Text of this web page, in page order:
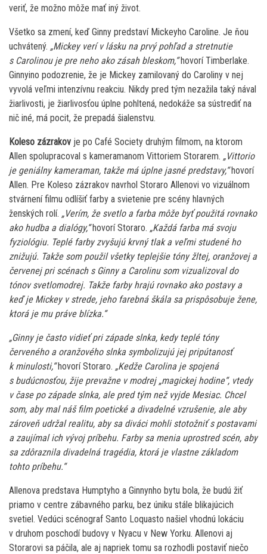
veriť, že možno môže mať iný život.
Všetko sa zmení, keď Ginny predstaví Mickeyho Caroline. Je ňou
uchvátený. „Mickey verí v lásku na prvý pohľad a stretnutie
s Carolinou je pre neho ako zásah bleskom,“hovorí Timberlake.
Ginnyino podozrenie, že je Mickey zamilovaný do Caroliny v nej
vyvolá veľmi intenzívnu reakciu. Nikdy pred tým nezažila taký nával
žiarlivosti, je žiarlivosťou úplne pohltená, nedokáže sa sústrediť na
nič iné, má pocit, že prepadá šialenstvu.
Koleso zázrakov je po Café Society druhým filmom, na ktorom
Allen spolupracoval s kameramanom Vittoriem Storarem. „Vittorio
je geniálny kameraman, takže má úplne jasné predstavy,“hovorí
Allen. Pre Koleso zázrakov navrhol Storaro Allenovi vo vizuálnom
stvárnení filmu odlíšiť farby a svietenie pre scény hlavných
ženských rolí. „Verím, že svetlo a farba môže byť použitá rovnako
ako hudba a dialógy,“hovorí Storaro. „Každá farba má svoju
fyziológiu. Teplé farby zvyšujú krvný tlak a veľmi studené ho
znižujú. Takže som použil všetky teplejšie tóny žltej, oranžovej a
červenej pri scénach s Ginny a Carolinu som vizualizoval do
tónov svetlomodrej. Takže farby hrajú rovnako ako postavy a
keď je Mickey v strede, jeho farebná škála sa prispôsobuje žene,
ktorá je mu práve blízka.“
„Ginny je často vidieť pri západe slnka, kedy teplé tóny
červeného a oranžového slnka symbolizujú jej pripútanosť
k minulosti,“hovorí Storaro. „Kedže Carolina je spojená
s budúcnosťou, žije prevažne v modrej „magickej hodine“, vtedy
v čase po západe slnka, ale pred tým než vyjde Mesiac. Chcel
som, aby mal náš film poetické a divadelné vzrušenie, ale aby
zároveň udržal realitu, aby sa diváci mohli stotožniť s postavami
a zaujímal ich vývoj príbehu. Farby sa menia uprostred scén, aby
sa zdôraznila divadelná tragédia, ktorá je vlastne základom
tohto príbehu.“
Allenova predstava Humptyho a Ginnynho bytu bola, že budú žiť
priamo v centre zábavného parku, bez úniku stále blikajúcich
svetiel. Vedúci scénograf Santo Loquasto našiel vhodnú lokáciu
v druhom poschodí budovy v Nyacu v New Yorku. Allenovi aj
Storarovi sa páčila, ale aj napriek tomu sa rozhodli postaviť niečo